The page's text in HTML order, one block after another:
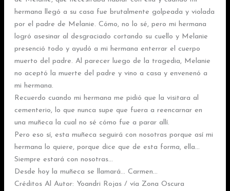
hermana llegó a su casa fue brutalmente golpeada y violada
por el padre de Melanie. Cómo, no lo sé, pero mi hermana
logró asesinar al desgraciado cortando su cuello y Melanie
presenció todo y ayudó a mi hermana enterrar el cuerpo
muerto del padre. Al parecer luego de la tragedia, Melanie
no aceptó la muerte del padre y vino a casa y envenenó a
mi hermana.
Recuerdo cuando mi hermana me pidió que la visitara al
cementerio, lo que nunca supe que fuera a reencarnar en
una muñeca la cual no sé cómo fue a parar allí.
Pero eso sí, esta muñeca seguirá con nosotras porque así mi
hermana lo quiere, porque dice que de esta forma, ella…
Siempre estará con nosotras…
Desde hoy la muñeca se llamará… Carmen…
Créditos Al Autor: Yoandri Rojas / vía Zona Oscura